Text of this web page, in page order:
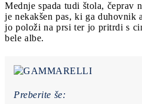
Mednje spada tudi štola, čeprav
je nekakšen pas, ki ga
jo položi na prsi ter jo pritrdi s
bele albe.
Preberite še: